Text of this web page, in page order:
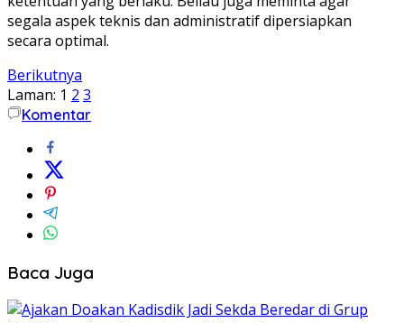
segala aspek teknis dan administratif dipersiapkan
secara optimal.
Berikutnya
Laman: 1 2 3
Komentar
Baca Juga